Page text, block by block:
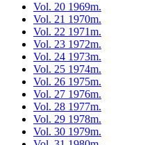
Vol. 20 1969m.
Vol. 21 1970m.
Vol. 22 1971m.
Vol. 23 1972m.
Vol. 24 1973m.
Vol. 25 1974m.
Vol. 26 1975m.
Vol. 27 1976m.
Vol. 28 1977m.
Vol. 29 1978m.
Vol. 30 1979m.